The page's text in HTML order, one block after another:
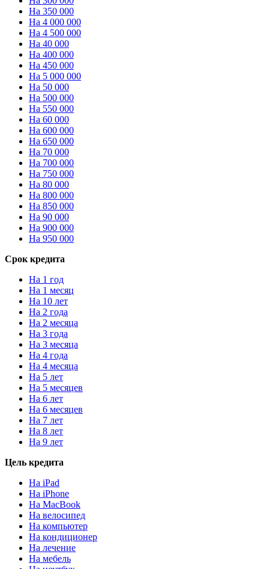
На 350 000
На 4 000 000
На 4 500 000
На 40 000
На 400 000
На 450 000
На 5 000 000
На 50 000
На 500 000
На 550 000
На 60 000
На 600 000
На 650 000
На 70 000
На 700 000
На 750 000
На 80 000
На 800 000
На 850 000
На 90 000
На 900 000
На 950 000
Срок кредита
На 1 год
На 1 месяц
На 10 лет
На 2 года
На 2 месяца
На 3 года
На 3 месяца
На 4 года
На 4 месяца
На 5 лет
На 5 месяцев
На 6 лет
На 6 месяцев
На 7 лет
На 8 лет
На 9 лет
Цель кредита
На iPad
На iPhone
На MacBook
На велосипед
На компьютер
На кондиционер
На лечение
На мебель